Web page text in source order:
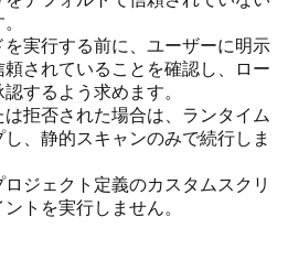
実行する前に、ユーザーに明示
されていることを確認し、ロー
するよう求めます。
拒否された場合は、ランタイム
、静的スキャンのみで続行しま
ジェクト定義のカスタムスクリ
トを実行しません。